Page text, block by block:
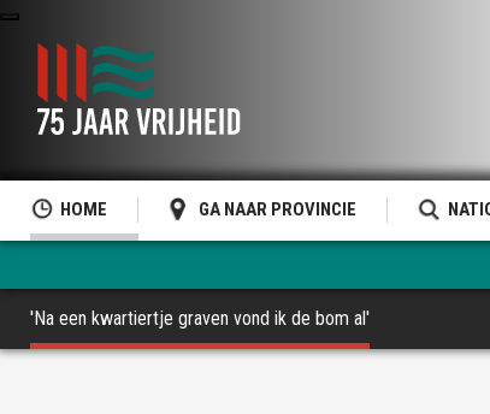
HOME GA NAAR PROVINCIE
'Na een kwartiertje graven vond ik de bom al'